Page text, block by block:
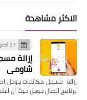
الاكثر مشاهدة
27 أكتوبر 2020
إزالة
شاومي
إزالة مسجل مكالمات جوجل
برنامج اتصال جوجل حيث ان